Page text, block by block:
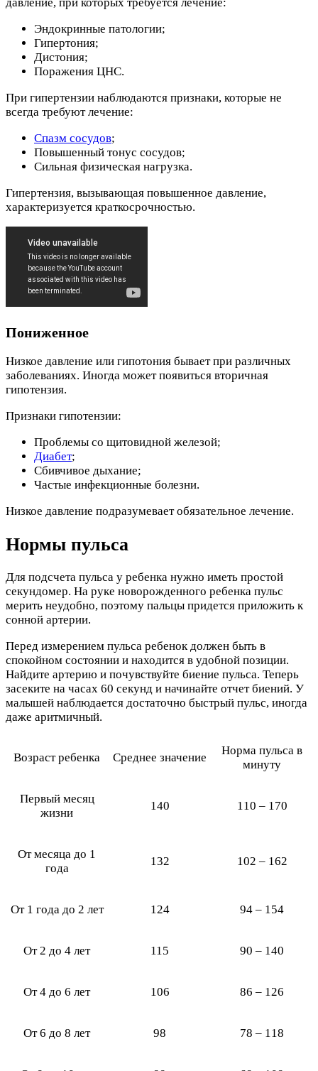
Эндокринные патологии;
Гипертония;
Дистония;
Поражения ЦНС.
При гипертензии наблюдаются признаки, которые не
всегда требуют лечение:
Спазм сосудов;
Повышенный тонус сосудов;
Сильная физическая нагрузка.
Гипертензия, вызывающая повышенное давление,
характеризуется краткосрочностью.
Пониженное
Низкое давление или гипотония бывает при различных
заболеваниях. Иногда может появиться вторичная
гипотензия.
Признаки гипотензии:
Проблемы со щитовидной железой;
Диабет;
Сбивчивое дыхание;
Частые инфекционные болезни.
Низкое давление подразумевает обязательное лечение.
Нормы пульса
Для подсчета пульса у ребенка нужно иметь простой
секундомер. На руке новорожденного ребенка пульс
мерить неудобно, поэтому пальцы придется приложить к
сонной артерии.
Перед измерением пульса ребенок должен быть в
спокойном состоянии и находится в удобной позиции.
Найдите артерию и почувствуйте биение пульса. Теперь
засеките на часах 60 секунд и начинайте отчет биений. У
малышей наблюдается достаточно быстрый пульс, иногда
даже аритмичный.
Возраст ребенка Среднее значение
Норма пульса в
минуту
Первый месяц
жизни
140 110 – 170
От месяца до 1
года
132 102 – 162
От 1 года до 2 лет 124 94 – 154
От 2 до 4 лет 115 90 – 140
От 4 до 6 лет 106 86 – 126
От 6 до 8 лет 98 78 – 118